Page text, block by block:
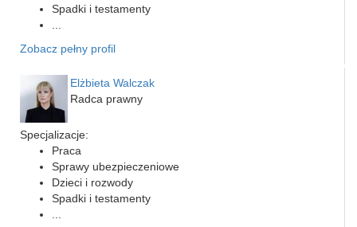
Spadki i testamenty
Zobacz pełny profil
Elżbieta Walczak
Radca prawny
Specjalizacje:
Praca
Sprawy ubezpieczeniowe
Dzieci i rozwody
Spadki i testamenty